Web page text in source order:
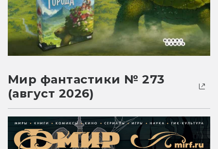
Мир фантастики № 273
(август 2026)